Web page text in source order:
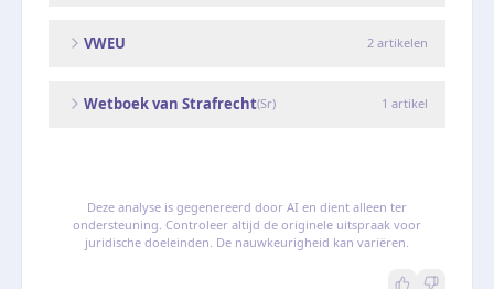
VWEU 2 artikelen
Wetboek van Strafrecht(Sr) 1 artikel
Deze analyse is gegenereerd door AI en dient alleen ter
ondersteuning. Controleer altijd de originele uitspraak voor
juridische doeleinden. De nauwkeurigheid kan variëren.